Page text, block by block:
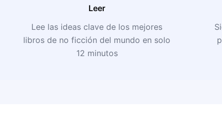
Leer
Lee las ideas clave de los mejores
libros de no ficción del mundo en solo
12 minutos